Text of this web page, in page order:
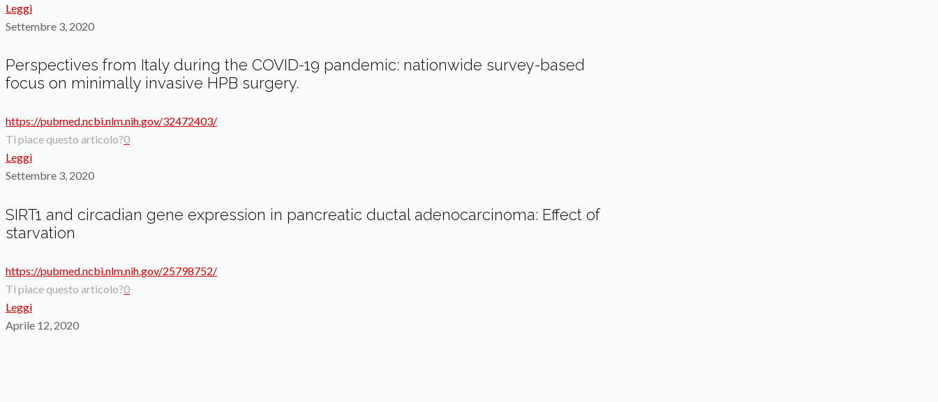
Leggi
Settembre 3, 2020
Perspectives from Italy during the COVID-19 pandemic: nationwide survey-based
focus on minimally invasive HPB surgery.
https://pubmed.ncbi.nlm.nih.gov/32472403/
Ti piace questo articolo?0
Leggi
Settembre 3, 2020
SIRT1 and circadian gene expression in pancreatic ductal adenocarcinoma: Effect of
starvation
https://pubmed.ncbi.nlm.nih.gov/25798752/
Ti piace questo articolo?0
Leggi
Aprile 12, 2020